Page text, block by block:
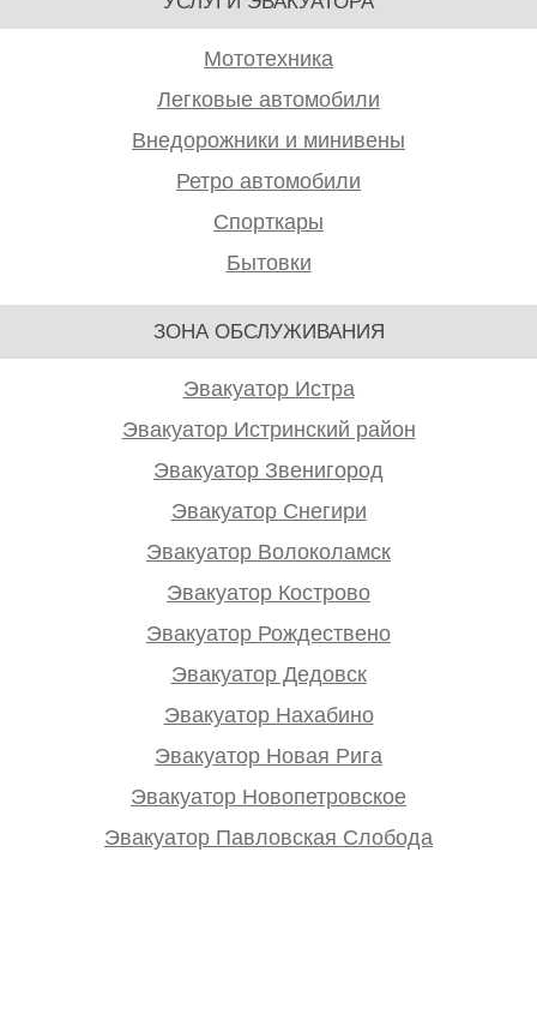
Мототехника
Легковые автомобили
Внедорожники и минивены
Ретро автомобили
Спорткары
Бытовки
ЗОНА ОБСЛУЖИВАНИЯ
Эвакуатор Истра
Эвакуатор Истринский район
Эвакуатор Звенигород
Эвакуатор Снегири
Эвакуатор Волоколамск
Эвакуатор Кострово
Эвакуатор Рождествено
Эвакуатор Дедовск
Эвакуатор Нахабино
Эвакуатор Новая Рига
Эвакуатор Новопетровское
Эвакуатор Павловская Слобода